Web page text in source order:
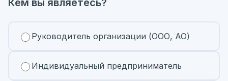
Кем вы являетесь?
Руководитель организации (ООО, АО)
Индивидуальный предприниматель